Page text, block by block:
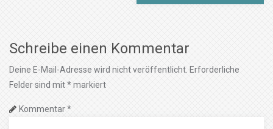
Schreibe einen Kommentar
Deine E-Mail-Adresse wird nicht veröffentlicht. Erforderliche
Felder sind mit*markiert
Kommentar*